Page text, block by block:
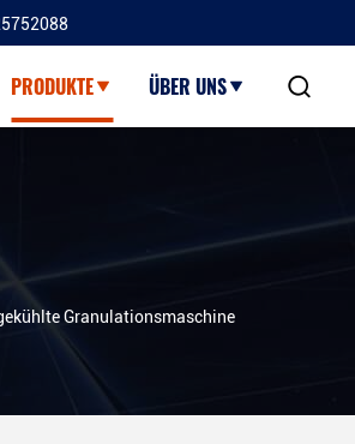
PRODUKTE ÜBER UNS
Granulationsmaschine